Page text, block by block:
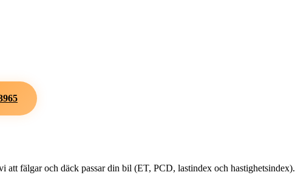
att fälgar och däck passar din bil (ET, PCD, lastindex och hastighetsindex).